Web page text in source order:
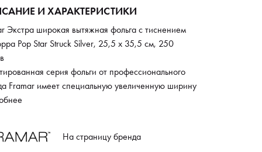
И ХАРАКТЕРИСТИКИ
Экстра широкая вытяжная фольга с тиснением
Pop Star Struck Silver, 25,5 х 35,5 см, 250
серия фольги от профессионального
Framar имеет специальную увеличенную ширину
работы с большими прядями. Каждый
надежно фиксируется на пряди и не
На страницу бренда